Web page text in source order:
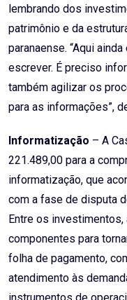
lembrando dos
patrimônio e da
paranaense. “Aqui
escrever. É preciso
também agilizar os
para as informações”,
Informatização – A
221.489,00 para a
informatização, que
com a fase de disputa
Entre os
componentes para
folha de pagamento,
atendimento às